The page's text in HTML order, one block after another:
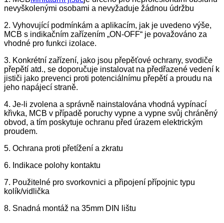
nevyškolenými osobami a nevyžaduje žádnou údržbu
2. Vyhovující podmínkám a aplikacím, jak je uvedeno výše,
MCB s indikačním zařízením „ON-OFF“ je považováno za
vhodné pro funkci izolace.
3. Konkrétní zařízení, jako jsou přepěťové ochrany, svodiče
přepětí atd., se doporučuje instalovat na předřazené vedení k
jističi jako prevenci proti potenciálnímu přepětí a proudu na
jeho napájecí straně.
4. Je-li zvolena a správně nainstalována vhodná vypínací
křivka, MCB v případě poruchy vypne a vypne svůj chráněný
obvod, a tím poskytuje ochranu před úrazem elektrickým
proudem.
5. Ochrana proti přetížení a zkratu
6. Indikace polohy kontaktu
7. Použitelné pro svorkovnici a připojení přípojnic typu
kolík/vidlička
8. Snadná montáž na 35mm DIN lištu